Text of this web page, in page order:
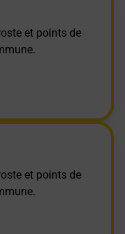
et points de
et points de